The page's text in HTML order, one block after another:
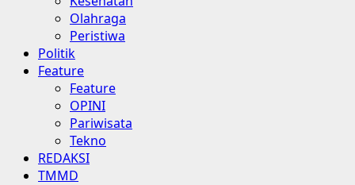
Olahraga
Peristiwa
Politik
Feature
Feature
OPINI
Pariwisata
Tekno
REDAKSI
TMMD